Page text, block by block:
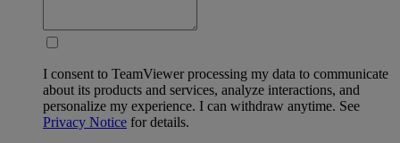
I consent to TeamViewer processing my data to communicate
about its products and services, analyze interactions, and
personalize my experience. I can withdraw anytime. See
Privacy Notice for details.